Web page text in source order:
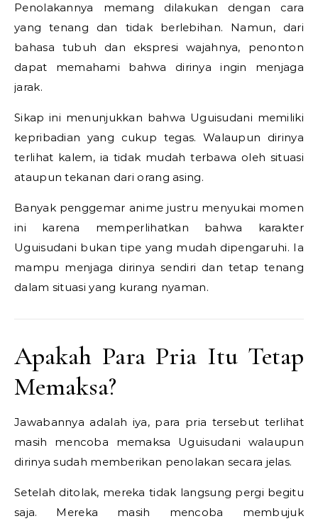
Penolakannya memang dilakukan dengan cara
yang tenang dan tidak berlebihan. Namun, dari
bahasa tubuh dan ekspresi wajahnya, penonton
dapat memahami bahwa dirinya ingin menjaga
jarak.
Sikap ini menunjukkan bahwa Uguisudani memiliki
kepribadian yang cukup tegas. Walaupun dirinya
terlihat kalem, ia tidak mudah terbawa oleh situasi
ataupun tekanan dari orang asing.
Banyak penggemar anime justru menyukai momen
ini karena memperlihatkan bahwa karakter
Uguisudani bukan tipe yang mudah dipengaruhi. Ia
mampu menjaga dirinya sendiri dan tetap tenang
dalam situasi yang kurang nyaman.
Apakah Para Pria Itu Tetap
Memaksa?
Jawabannya adalah iya, para pria tersebut terlihat
masih mencoba memaksa Uguisudani walaupun
dirinya sudah memberikan penolakan secara jelas.
Setelah ditolak, mereka tidak langsung pergi begitu
saja. Mereka masih mencoba membujuk